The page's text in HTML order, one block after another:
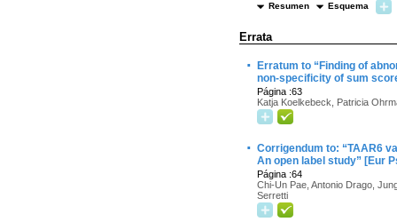
Resumen Esquema
Errata
·
Erratum to “Finding of
non-specificity of sum
Página :63
Katja Koelkebeck, Patricia
· Corrigendum to: “TAAR6
An open label study” [Eur
Página :64
Chi-Un Pae, Antonio Drago,
Serretti